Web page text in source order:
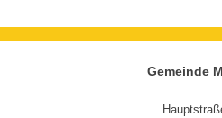
Gemeinde